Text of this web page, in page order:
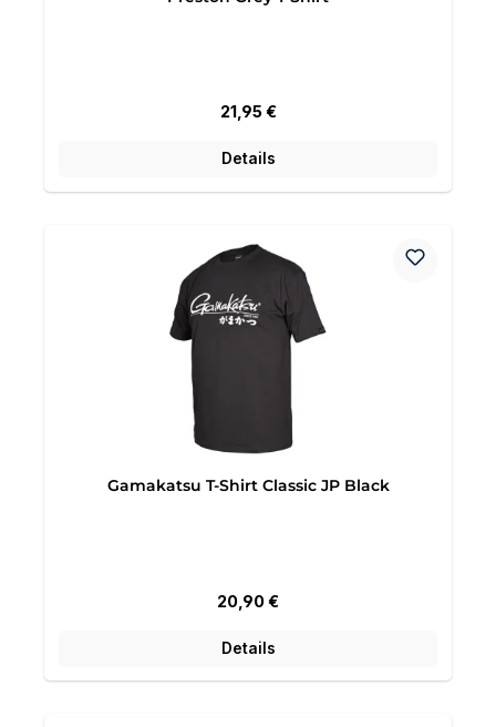
Regulärer Preis:
21,95 €
Details
Gamakatsu T-Shirt Classic JP Black
Regulärer Preis:
20,90 €
Details